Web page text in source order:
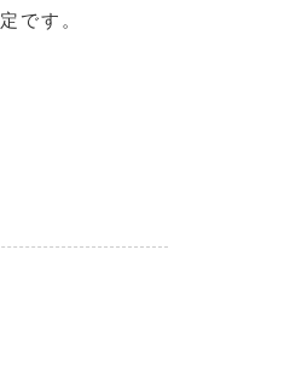
です。